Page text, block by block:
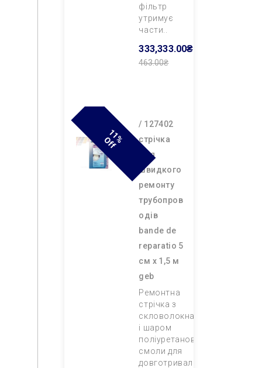
фільтр
утримує
части..
333,333.00₴
463.00₴
1
1
% O
F
F
/ 127402
cтрічка
для
швидкого
ремонту
трубопров
одів
bande de
reparatio 5
см х 1,5 м
geb
Ремонтна
стрічка з
скловолокна
і шаром
поліуретанової
смоли для
довготривалого